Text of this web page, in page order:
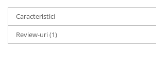
Pedale bicicleta
Cuvete bicicleta
Furci bicicleta
Caracteristici
Review-uri(1)